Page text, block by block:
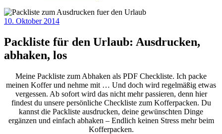
10. Oktober 2014
Packliste für den Urlaub: Ausdrucken,
abhaken, los
Meine Packliste zum Abhaken als PDF Checkliste. Ich packe
meinen Koffer und nehme mit … Und doch wird regelmäßig etwas
vergessen. Ab sofort wird das nicht mehr passieren, denn hier
findest du unsere persönliche Checkliste zum Kofferpacken. Du
kannst die Packliste ausdrucken, deine gewünschten Dinge
ergänzen und einfach abhaken – Endlich keinen Stress mehr beim
Kofferpacken.